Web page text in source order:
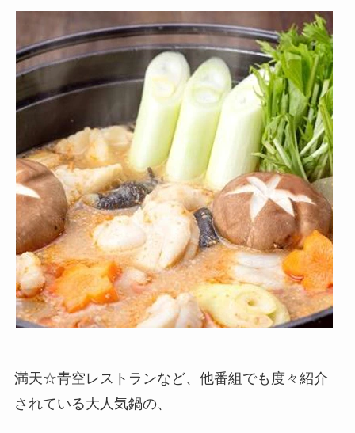
満天☆青空レストランなど、他番組でも度々紹介
されている大人気鍋の、